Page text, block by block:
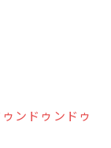
ンドゥンドゥ